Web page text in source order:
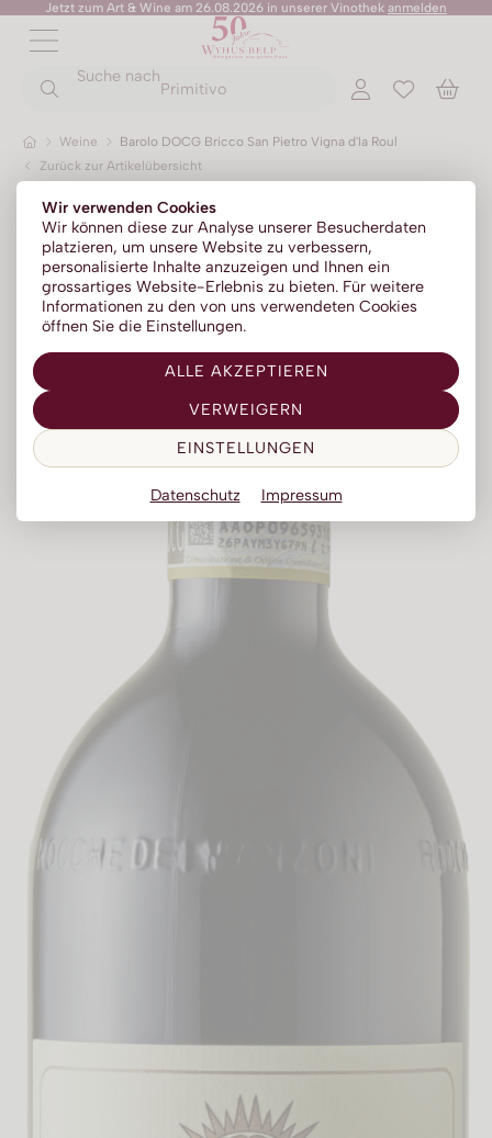
Wir verwenden Cookies
Wir können diese zur Analyse unserer Besucherdaten
platzieren, um unsere Website zu verbessern,
personalisierte Inhalte anzuzeigen und Ihnen ein
grossartiges Website-Erlebnis zu bieten. Für weitere
Informationen zu den von uns verwendeten Cookies
öffnen Sie die Einstellungen.
ALLE AKZEPTIEREN
VERWEIGERN
EINSTELLUNGEN
Datenschutz Impressum
Jetzt zum Art & Wine am 26.08.2026 in unserer Vinothek anmelden
Suche nach
Primitivo
Weine
Barolo DOCG Bricco San Pietro Vigna d'la Roul
Zurück zur Artikelübersicht
ZURÜCK
Champagner
Prosecco
Franciacorta
Sparkling
Méthode traditionelle
ZURÜCK
Portwein
Absinth
Aperitif | Bitter
Calvados
Cognac | Armagnac
Gin
Grappa | Tresterbrand
Likör
Obstbrand
ZURÜCK
No Alc - Sparkling
No Alc - Stillwein
No Alc - Aperitif
No Alc - RTD Mixgetränke
Low Alc - Sparkling
Low Alc - Stillwein
ZURÜCK
Sommer-Sale
ZURÜCK
Senza Parole
Kylie Minogue Wines
Elton John Zero
AZZERIO
Tosone
Mavrio
Silentium